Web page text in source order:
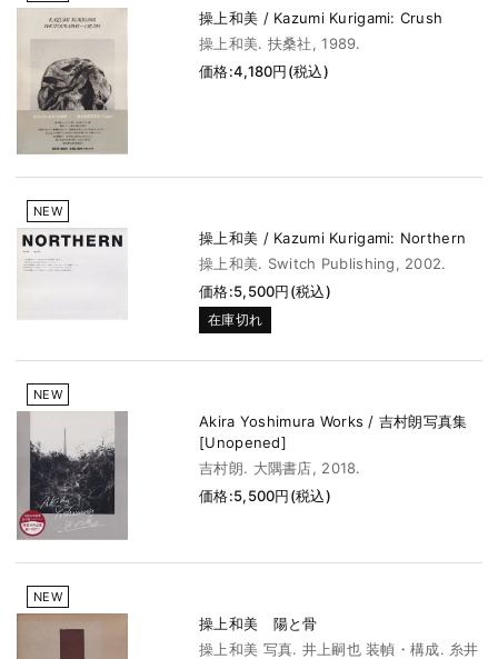
操上和美 / Kazumi Kurigami: Crush
操上和美. 扶桑社, 1989.
価格:4,180円(税込)
NEW
操上和美 / Kazumi Kurigami: Northern
操上和美. Switch Publishing, 2002.
価格:5,500円(税込)
在庫切れ
NEW
Akira Yoshimura Works / 吉村朗写真集
[Unopened]
吉村朗. 大隅書店, 2018.
価格:5,500円(税込)
NEW
操上和美 陽と骨
操上和美 写真. 井上嗣也 装幀・構成. 糸井